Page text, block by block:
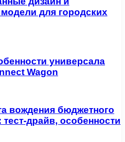
для городских
универсала
Wagon
вождения бюджетного
тест-драйв, особенности